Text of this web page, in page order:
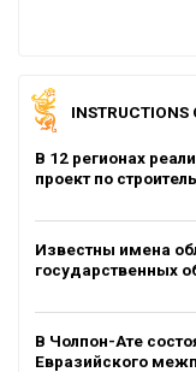
INSTRUCTIONS
В 12 регионах
проект по
Известны имена
государственных
В Чолпон-Ате
Евразийского